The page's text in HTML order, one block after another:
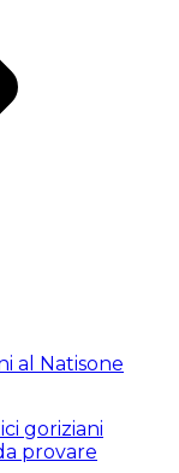
al Natisone
goriziani
provare